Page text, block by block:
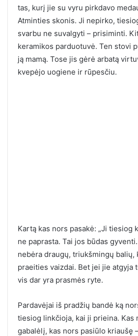
tas, kurį jie su vyru pirkdavo
Atminties skonis. Ji nepirko,
svarbu ne suvalgyti – prisiminti.
keramikos parduotuvė. Ten stovi
ją mamą. Tose jis gėrė arbatą
kvepėjo uogiene ir rūpesčiu.
Kartą kas nors pasakė: „Ji tiesiog
ne paprasta. Tai jos būdas
nebėra draugų, triukšmingų balių,
praeities vaizdai. Bet jei jie atgyja
vis dar yra prasmės ryte.
Pardavėjai iš pradžių bandė ką
tiesiog linkčioja, kai ji prieina. Kas
gabalėlį, kas nors pasiūlo kriaušę